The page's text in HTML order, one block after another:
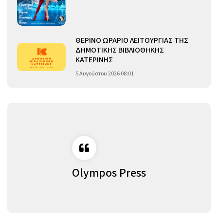
ΘΕΡΙΝΟ ΩΡΑΡΙΟ ΛΕΙΤΟΥΡΓΙΑΣ ΤΗΣ
ΔΗΜΟΤΙΚΗΣ ΒΙΒΛΙΟΘΗΚΗΣ
ΚΑΤΕΡΙΝΗΣ
5 Αυγούστου 2026 08:01
Olympos Press